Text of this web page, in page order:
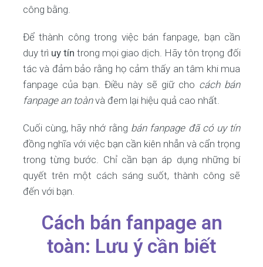
công bằng.
Để thành công trong việc bán fanpage, bạn cần
duy trì uy tín trong mọi giao dịch. Hãy tôn trọng đối
tác và đảm bảo rằng họ cảm thấy an tâm khi mua
fanpage của bạn. Điều này sẽ giữ cho cách bán
fanpage an toànvà đem lại hiệu quả cao nhất.
Cuối cùng, hãy nhớ rằng bán fanpage đã có uy tín
đồng nghĩa với việc bạn cần kiên nhẫn và cẩn trọng
trong từng bước. Chỉ cần bạn áp dụng những bí
quyết trên một cách sáng suốt, thành công sẽ
đến với bạn.
Cách bán fanpage an
toàn: Lưu ý cần biết